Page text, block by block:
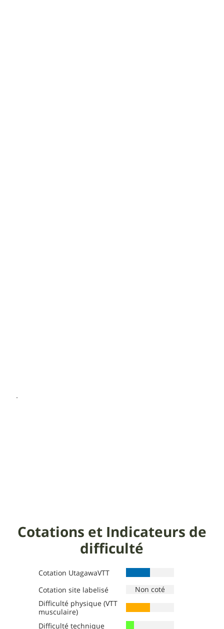
Cotations et Indicateurs de
difficulté
Cotation UtagawaVTT
Cotation site labelisé
Définition des niveaux :
: Très facile, 1 à 3h, 8 à 15 km, pente <7 %,
Définition des niveaux :
La cotation site labelisé reproduit le niveau de
Difficulté physique (VTT
musculaire)
Difficulté technique